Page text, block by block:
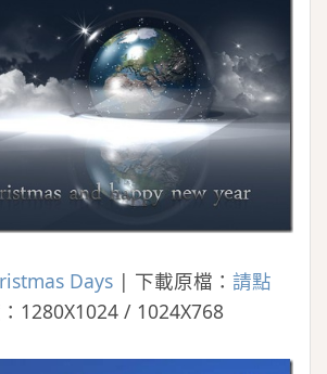
Days | 下載原檔： 請點
1280X1024 / 1024X768